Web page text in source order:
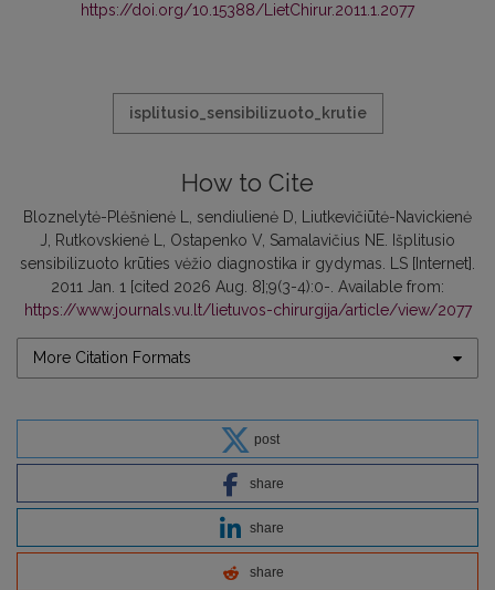
https://doi.org/10.15388/LietChirur.2011.1.2077
isplitusio_sensibilizuoto_krutie
How to Cite
Bloznelytė-Plėšnienė L, sendiulienė D, Liutkevičiūtė-Navickienė
J, Rutkovskienė L, Ostapenko V, Samalavičius NE. Išplitusio
sensibilizuoto krūties vėžio diagnostika ir gydymas. LS [Internet].
2011 Jan. 1 [cited 2026 Aug. 8];9(3-4):0-. Available from:
https://www.journals.vu.lt/lietuvos-chirurgija/article/view/2077
More Citation Formats
post
share
share
share